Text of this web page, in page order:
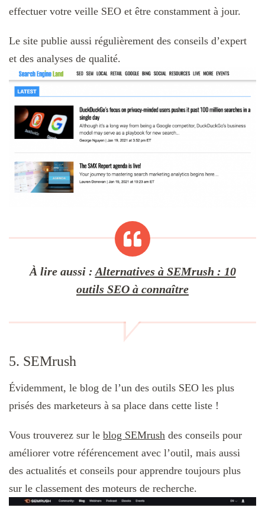
effectuer votre veille SEO et être constamment à jour.
Le site publie aussi régulièrement des conseils d’expert
et des analyses de qualité.
À lire aussi : Alternatives à SEMrush : 10
outils SEO à connaître
5. SEMrush
Évidemment, le blog de l’un des outils SEO les plus
prisés des marketeurs à sa place dans cette liste !
Vous trouverez sur le blog SEMrush des conseils pour
améliorer votre référencement avec l’outil, mais aussi
des actualités et conseils pour apprendre toujours plus
sur le classement des moteurs de recherche.